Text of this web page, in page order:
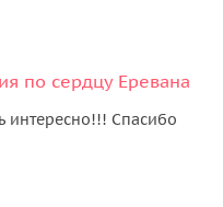
по сердцу Еревана
интересно!!! Спасибо